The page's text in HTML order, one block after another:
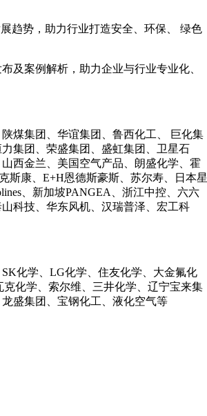
趋势，助力行业打造安全、环保、 绿色
及案例解析，助力企业与行业专业化、
煤集团、华谊集团、鲁西化工、 巨化集
集团、荣盛集团、盛虹集团、卫星石
西金兰、美国空气产品、朗盛化学、霍
斯康、E+H恩德斯豪斯、苏尔寿、日本星
、新加坡PANGEA、浙江中控、六六
科技、华东风机、汉瑞普泽、宏工科
化学、LG化学、住友化学、大金氟化
化学、索尔维、三井化学、辽宁宝来集
盛集团、宝钢化工、液化空气等